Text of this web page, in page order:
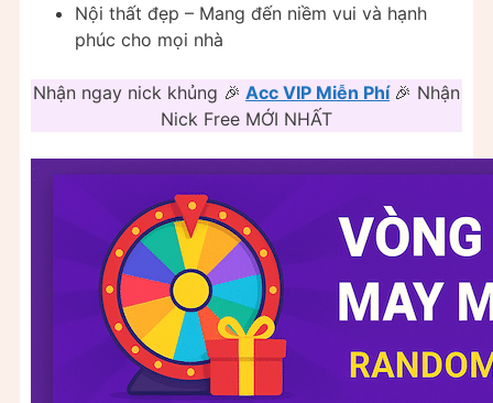
Nội thất đẹp – Mang đến niềm vui và hạnh
phúc cho mọi nhà
Nhận ngay nick khủng 🎉 Acc VIP Miễn Phí 🎉 Nhận
Nick Free MỚI NHẤT